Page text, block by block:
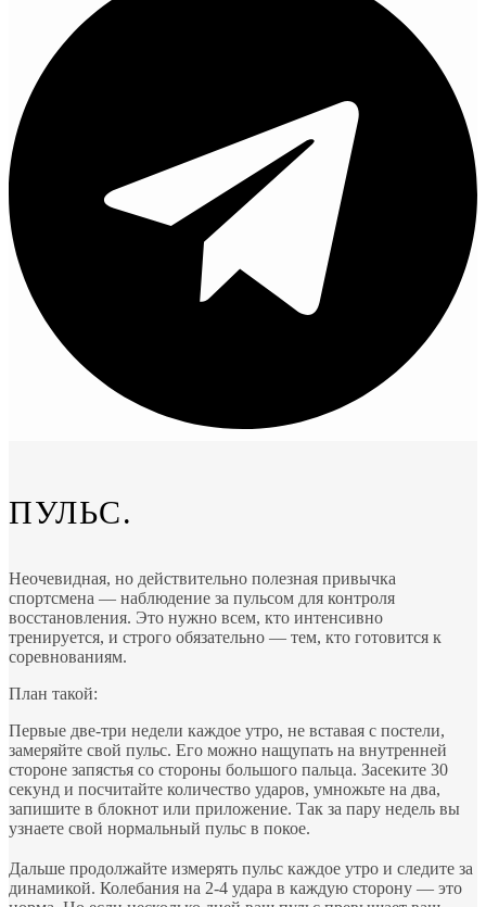
ПУЛЬС.
Неочевидная, но действительно полезная привычка
спортсмена — наблюдение за пульсом для контроля
восстановления. Это нужно всем, кто интенсивно
тренируется, и строго обязательно — тем, кто готовится к
соревнованиям.
План такой:
Первые две-три недели каждое утро, не вставая с постели,
замеряйте свой пульс. Его можно нащупать на внутренней
стороне запястья со стороны большого пальца. Засеките 30
секунд и посчитайте количество ударов, умножьте на два,
запишите в блокнот или приложение. Так за пару недель вы
узнаете свой нормальный пульс в покое.
Дальше продолжайте измерять пульс каждое утро и следите за
динамикой. Колебания на 2-4 удара в каждую сторону — это